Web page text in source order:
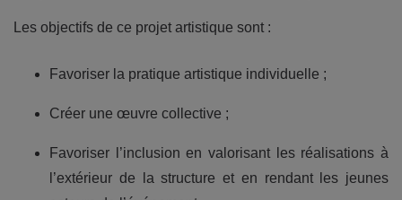
Les objectifs de ce projet artistique sont :
Favoriser la pratique artistique individuelle ;
Créer une œuvre collective ;
Favoriser l’inclusion en valorisant les réalisations à
l’extérieur de la structure et en rendant les jeunes